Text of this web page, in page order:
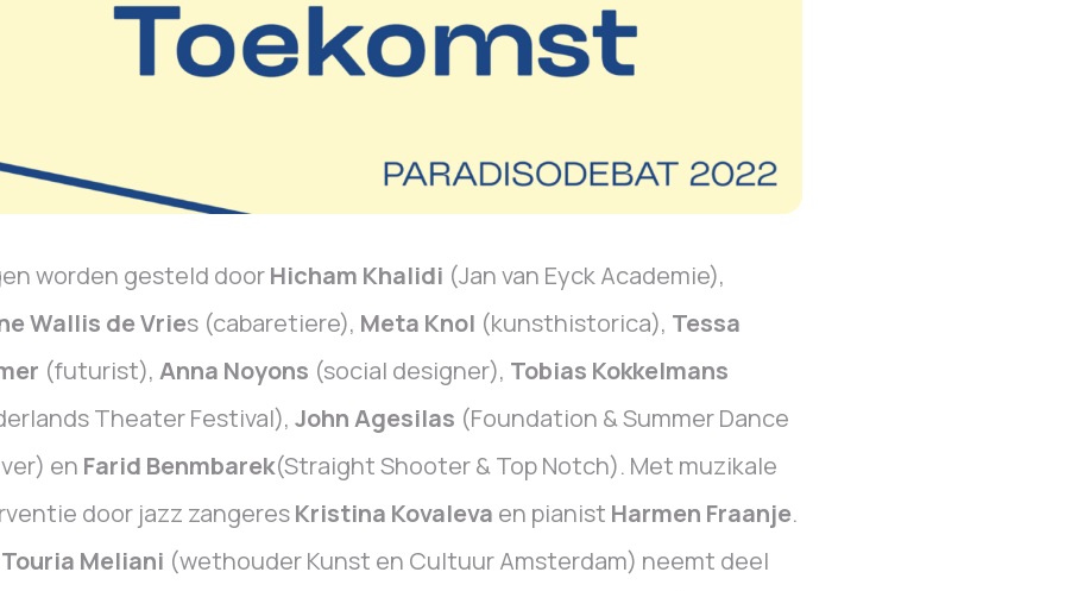
worden gesteld doorHicham Khalidi (Jan van Eyck Academie),
Wallis de Vries (cabaretiere), Meta Knol (kunsthistorica), Tessa
(futurist), Anna Noyons (social designer), Tobias Kokkelmans
Theater Festival), John Agesilas (Foundation & Summer Dance
en Farid Benmbarek(Straight Shooter & Top Notch). Met muzikale
door jazz zangeresKristina Kovaleva en pianist Harmen Fraanje.
Touria Meliani (wethouder Kunst en Cultuur Amsterdam) neemt deel